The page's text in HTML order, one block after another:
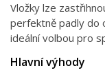
Vložky lze
perfektně padly do
ideální volbou pro
Hlavní výhody